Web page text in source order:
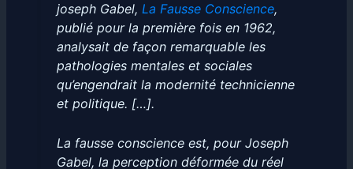
joseph Gabel, La Fausse Conscience,
publié pour la première fois en 1962,
analysait de façon remarquable les
pathologies mentales et sociales
qu’engendrait la modernité technicienne
et politique. […].
La fausse conscience est, pour Joseph
Gabel, la perception déformée du réel